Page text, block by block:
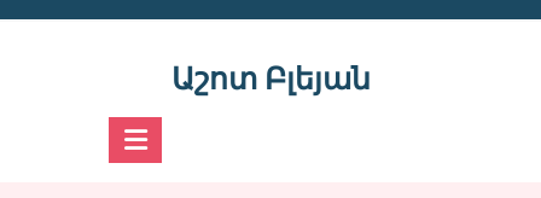
Աշոտ Բլեյան